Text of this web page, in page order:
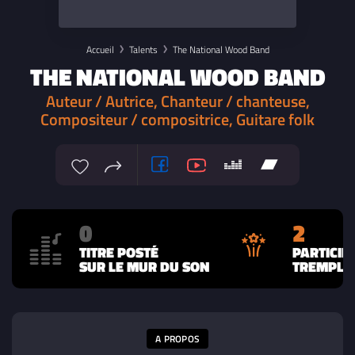
Accueil Talents The National Wood Band
THE NATIONAL WOOD BAND
Auteur / Autrice, Chanteur / chanteuse,
Compositeur / compositrice, Guitare folk
0
TITRE POSTÉ
SUR LE MUR DU SON
2
A PROPOS